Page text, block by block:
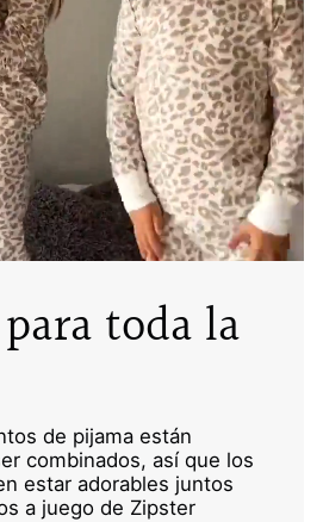
toda la
de pijama están
combinados, así que los
estar adorables juntos
a juego de Zipster